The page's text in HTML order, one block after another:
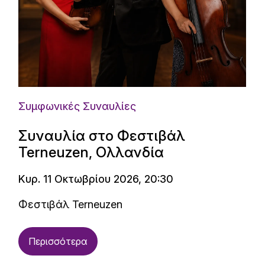
Συμφωνικές Συναυλίες
Συναυλία στο Φεστιβάλ
Terneuzen, Ολλανδία
Κυρ. 11 Οκτωβρίου 2026, 20:30
Φεστιβάλ Terneuzen
Περισσότερα